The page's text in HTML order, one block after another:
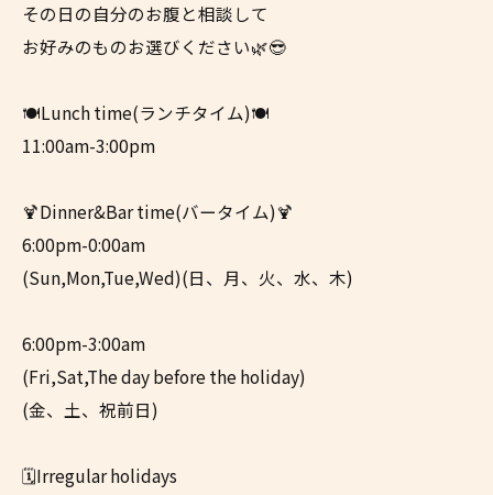
その日の自分のお腹と相談して
お好みのものお選びください🌿😎
🍽Lunch time(ランチタイム)🍽
11:00am-3:00pm
🍹Dinner&Bar time(バータイム)🍹
6:00pm-0:00am
(Sun,Mon,Tue,Wed)(日、月、火、水、木)
6:00pm-3:00am
(Fri,Sat,The day before the holiday)
(金、土、祝前日)
🗓️Irregular holidays